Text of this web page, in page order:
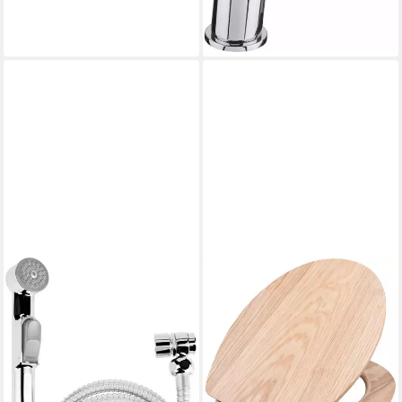
Armatur
-40%
lieferbar - in 2-3 Werktagen bei dir